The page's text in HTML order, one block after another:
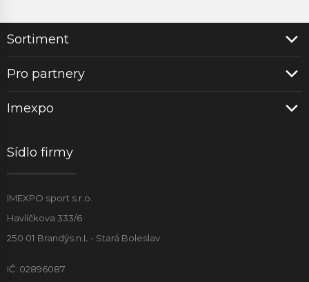
Sortiment
Pro partnery
Imexpo
Sídlo firmy
IMEXPO sport s.r.o.
Havlíčkova 333/6
250 01 Brandýs n.L - Stará Boleslav
IČ: 02896087